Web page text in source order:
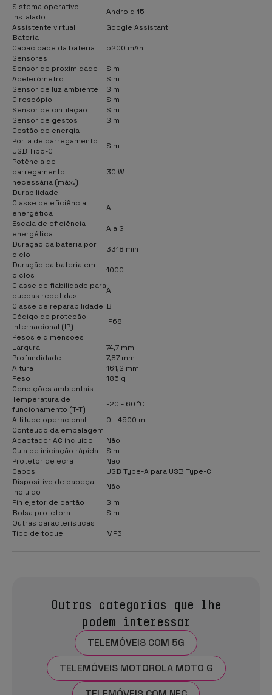
Sistema operativo
instalado
Android 15
Assistente virtual
Google Assistant
Bateria
Capacidade da bateria
5200 mAh
Sensores
Sensor de proximidade
Sim
Acelerómetro
Sim
Sensor de luz ambiente
Sim
Giroscópio
Sim
Sensor de cintilação
Sim
Sensor de gestos
Sim
Gestão de energia
Porta de carregamento
USB Tipo-C
Sim
Potência de
carregamento
necessária (máx.)
30 W
Durabilidade
Classe de eficiência
energética
A
Escala de eficiência
energética
A a G
Duração da bateria por
ciclo
3318 min
Duração da bateria em
ciclos
1000
Classe de fiabilidade para
quedas repetidas
A
Classe de reparabilidade B
Código de protecão
internacional (IP)
IP68
Pesos e dimensões
Largura
74,7 mm
Profundidade
7,87 mm
Altura
161,2 mm
Peso
185 g
Condições ambientais
Temperatura de
funcionamento (T-T)
-20 - 60 °C
Altitude operacional
0 - 4500 m
Conteúdo da embalagem
Adaptador AC incluído
Não
Guia de iniciação rápida
Sim
Protetor de ecrã
Não
Cabos
USB Type-A para USB Type-C
Dispositivo de cabeça
incluído
Não
Pin ejetor de cartão
Sim
Bolsa protetora
Sim
Outras características
Tipo de toque
MP3
Outras categorias que lhe
podem interessar
TELEMÓVEIS COM 5G
TELEMÓVEIS MOTOROLA MOTO G